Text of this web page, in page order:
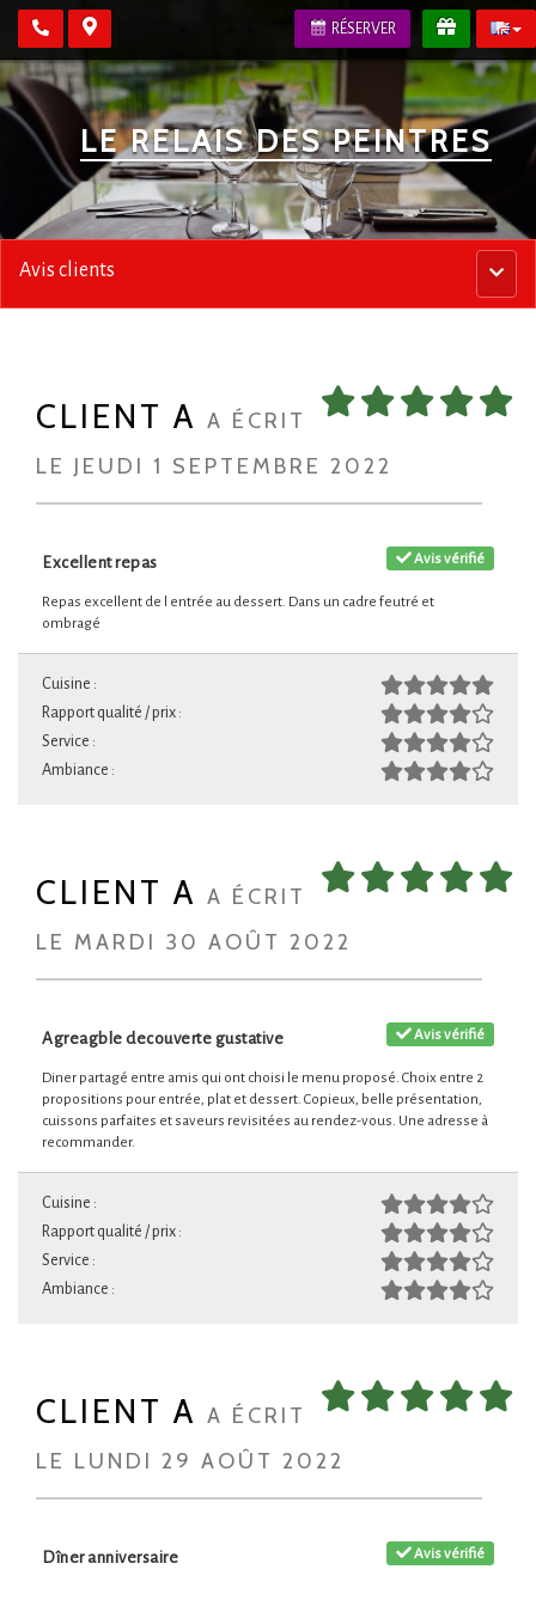
RÉSERVER
LE RELAIS DES PEINTRES
Menu
Avis clients
CLIENT A A ÉCRIT
LE JEUDI 1 SEPTEMBRE 2022
Avis vérifié
Excellent repas
Repas excellent de l entrée au dessert. Dans un cadre feutré et
ombragé
Cuisine :
Rapport qualité / prix :
Service :
Ambiance :
CLIENT A A ÉCRIT
LE MARDI 30 AOÛT 2022
Avis vérifié
Agreagble decouverte gustative
Diner partagé entre amis qui ont choisi le menu proposé. Choix entre 2
propositions pour entrée, plat et dessert. Copieux, belle présentation,
cuissons parfaites et saveurs revisitées au rendez-vous. Une adresse à
recommander.
Cuisine :
Rapport qualité / prix :
Service :
Ambiance :
CLIENT A A ÉCRIT
LE LUNDI 29 AOÛT 2022
Avis vérifié
Dîner anniversaire